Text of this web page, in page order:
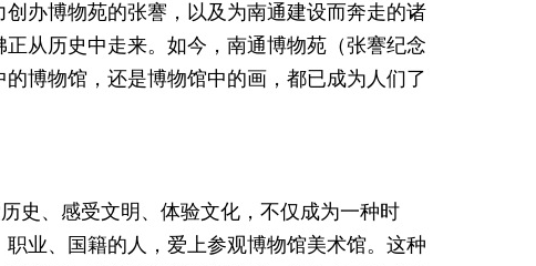
办博物苑的张謇，以及为南通建设而奔走的诸
从历史中走来。如今，南通博物苑（张謇纪念
博物馆，还是博物馆中的画，都已成为人们了
史、感受文明、体验文化，不仅成为一种时
业、国籍的人，爱上参观博物馆美术馆。这种